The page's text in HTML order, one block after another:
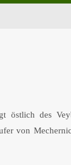
östlich des
von